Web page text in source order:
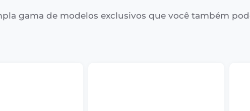
gama de modelos exclusivos que você também